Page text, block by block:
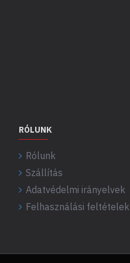
RÓLUNK
Rólunk
Szállítás
Adatvédelmi irányelvek
Felhasználási feltételek